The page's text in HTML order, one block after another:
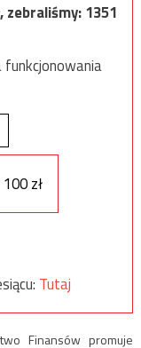
zebraliśmy:1351
100 zł
Tutaj
Finansów promuje